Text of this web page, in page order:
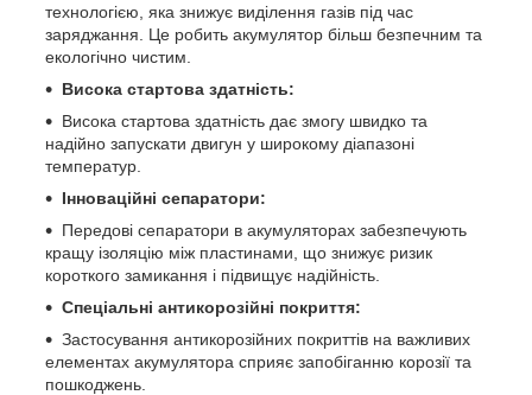
технологією, яка знижує виділення газів під час
заряджання. Це робить акумулятор більш безпечним та
екологічно чистим.
Висока стартова здатність:
Висока стартова здатність дає змогу швидко та
надійно запускати двигун у широкому діапазоні
температур.
Інноваційні сепаратори:
Передові сепаратори в акумуляторах забезпечують
кращу ізоляцію між пластинами, що знижує ризик
короткого замикання і підвищує надійність.
Спеціальні антикорозійні покриття:
Застосування антикорозійних покриттів на важливих
елементах акумулятора сприяє запобіганню корозії та
пошкоджень.